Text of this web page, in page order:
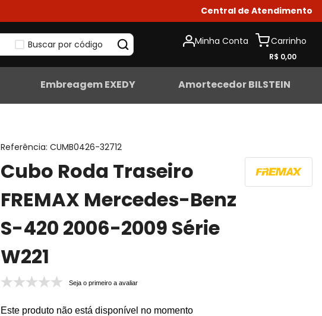
Central de Atendimento
Buscar por código Minha Conta
R$ 0,00
Embreagem EXEDY Amortecedor BILSTEIN
Referência:CUMB0426-32712
Cubo Roda Traseiro
FREMAX Mercedes-Benz
S-420 2006-2009 Série
W221
Seja o primeiro a avaliar
Este produto não está disponível no momento